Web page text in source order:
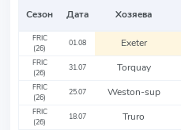
Сезон Дата Хозяева
FRIC
(26)
01.08 Exeter
FRIC
(26)
31.07 Torquay
FRIC
(26)
25.07 Weston-sup
FRIC
(26)
18.07 Truro